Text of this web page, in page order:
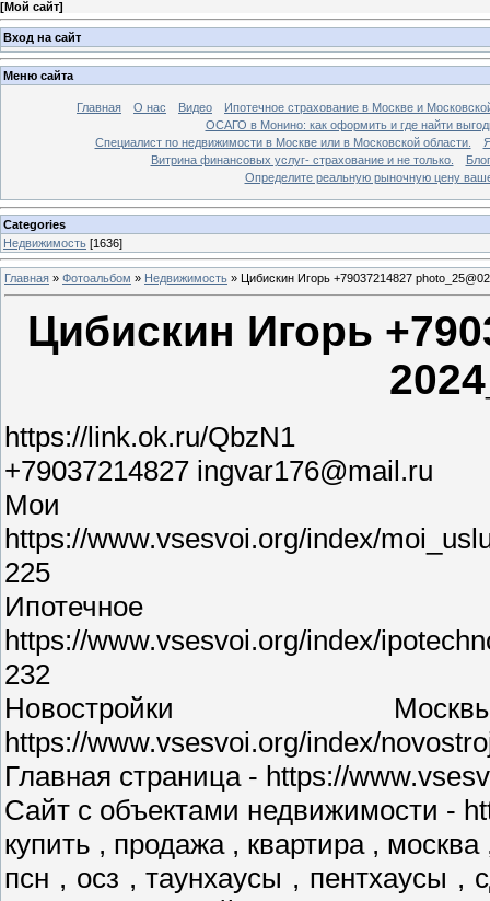
[Мой сайт]
Вход на сайт
Меню сайта
Главная О нас Видео
Ипотечное страхование в Москве и
ОСАГО в Монино: как оформить и где найти
Специалист по недвижимости в Москве или в Московской области.
Витрина финансовых услуг- страхование и не только.
Блог
Определите реальную рыночную цену
Categories
Недвижимость [1636]
Главная » Фотоальбом » Недвижимость » Цибискин Игорь +79037214827
Цибискин Игорь
https://link.ok.ru/QbzN1
+79037214827 ingvar176@mail.ru
Мои
https://www.vsesvoi.org/index/
225
Ипотечное
https://www.vsesvoi.org/index/
232
Новостройки
https://www.vsesvoi.org/index/
Главная страница - https://
Сайт с объектами недвижимости -
купить , продажа , квартира ,
псн , осз , таунхаусы , пентхаусы ,